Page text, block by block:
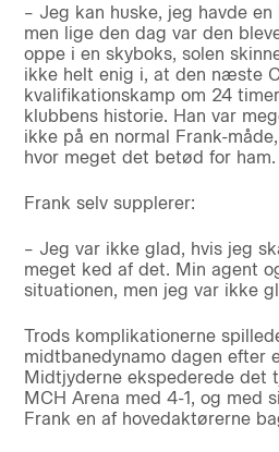
– Jeg kan huske, jeg havde
men lige den dag var den
oppe i en skyboks, solen
ikke helt enig i, at den næste
kvalifikationskamp om 24
klubbens historie. Han var
ikke på en normal Frank-
hvor meget det betød for ham.
Frank selv supplerer:
– Jeg var ikke glad, hvis jeg
meget ked af det. Min agent
situationen, men jeg var ikke
Trods komplikationerne
midtbanedynamo dagen efter
Midtjyderne ekspederede det
MCH Arena med 4-1, og med
Frank en af hovedaktørerne